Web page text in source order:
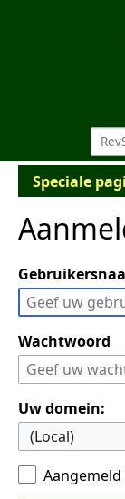
Speciale
Wachtwoord
Uw domein: